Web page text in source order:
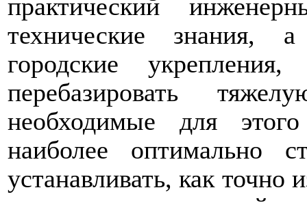
практический
технические знания,
городские
перебазировать
необходимые для
наиболее оптимально
устанавливать, как точно